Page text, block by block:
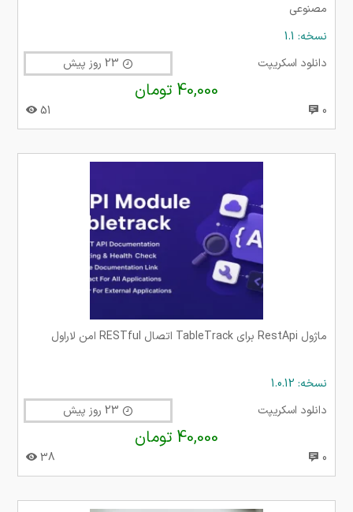
مصنوعی
نسخه: 1.1
دانلود اسکریپت
40,000 تومان
0
51
ماژول RestApi برای TableTrack اتصال RESTful امن لاراول
نسخه: 1.0.12
دانلود اسکریپت
40,000 تومان
0
38